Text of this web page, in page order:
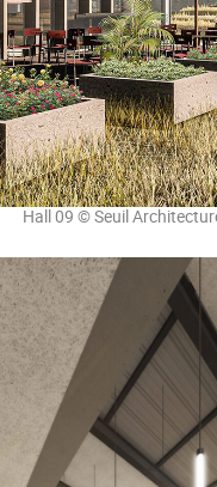
Hall 09 © Seuil